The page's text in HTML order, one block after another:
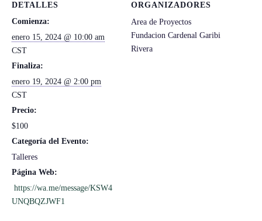
DETALLES
Comienza:
enero 15, 2024 @ 10:00 am
CST
Finaliza:
enero 19, 2024 @ 2:00 pm
CST
Precio:
$100
Categoría del Evento:
Talleres
Página Web:
https://wa.me/message/KSW4
UNQBQZJWF1
ORGANIZADORES
Area de Proyectos
Fundacion Cardenal Garibi
Rivera